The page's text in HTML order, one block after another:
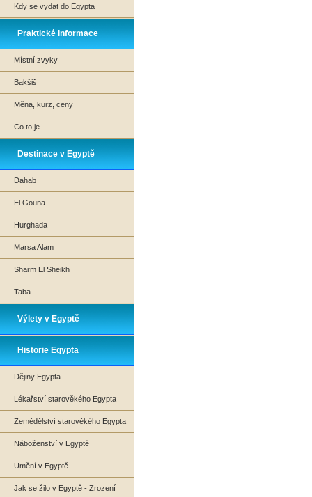
Kdy se vydat do Egypta
Praktické informace
Místní zvyky
Bakšiš
Měna, kurz, ceny
Co to je..
Destinace v Egyptě
Dahab
El Gouna
Hurghada
Marsa Alam
Sharm El Sheikh
Taba
Výlety v Egyptě
Historie Egypta
Dějiny Egypta
Lékařství starověkého Egypta
Zemědělství starověkého Egypta
Náboženství v Egyptě
Umění v Egyptě
Jak se žilo v Egyptě - Zrození